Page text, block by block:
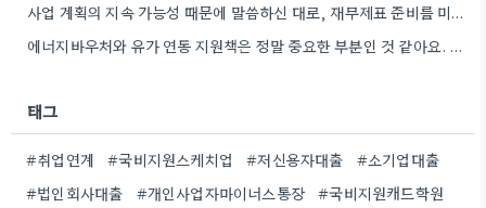
사업 계획의 지속 가능성 때문에 말씀하신 대로, 재무제표 준비를 미리 해두는 게 정말 중요하네요. 특히…
에너지바우처와 유가 연동 지원책은 정말 중요한 부분인 것 같아요. 특히 농어민분들이 에너지 가격 변동에 덜…
태그
#취업연계 #국비지원스케치업 #저신용자대출
#소기업대출
#법인회사대출
#개인사업자마이너스통장 #국비지원캐드학원